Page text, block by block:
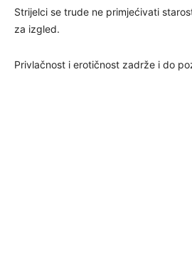
Strijelci se trude ne primjećivati
za izgled.
Privlačnost i erotičnost zadrže i do